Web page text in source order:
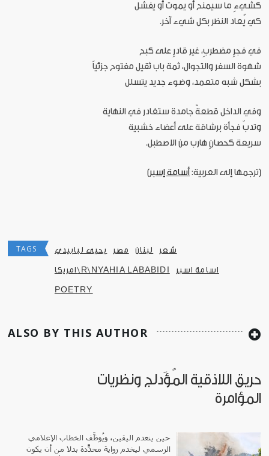
كشيءٍ ما سيُمنح أو يموت أو يفشل
كي يُعاد النظر بكل شيء آخر.
في فجرٍ مضطربٍ، غير قادرٍ على كبح
شهوة السفر والتجوال، ثمة باب ثقيل مفتوح جزئياً
بشكل شبه متعمد، وضوء جديد يتسلل
وفي الداخل قطعةٌ جامدة ستغادر في النهاية
وتدبّ فجأة برشاقة على أعضاء خشبية
سريعة كحصانٍ هارب من الاصطبل.
[ترجمها إلى العربية:أسامة إسبر]
TAGS يحيى لبابيدي مصر لبنان شعر
امريكا\R\NYAHIA LABABIDI اسامة اسبر
POETRY
ALSO BY THIS AUTHOR
حريق اللاذقية المُؤَدلج ونظريات
المؤامرة
حين ينعدم اليقين، ويُوظَّف الخطاب الإعلامي
الرسمي ليخدم رواية محدّدة بدلاً من أن يكون